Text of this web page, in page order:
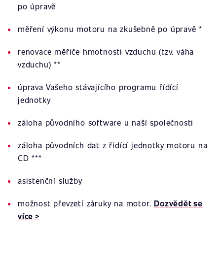
po úpravě
měření výkonu motoru na zkušebně po úpravě *
renovace měřiče hmotnosti vzduchu (tzv. váha
vzduchu) **
úprava Vašeho stávajícího programu řídící
jednotky
záloha původního software u naší společnosti
záloha původních dat z řídící jednotky motoru na
CD ***
asistenční služby
možnost převzetí záruky na motor.Dozvědět se
více >